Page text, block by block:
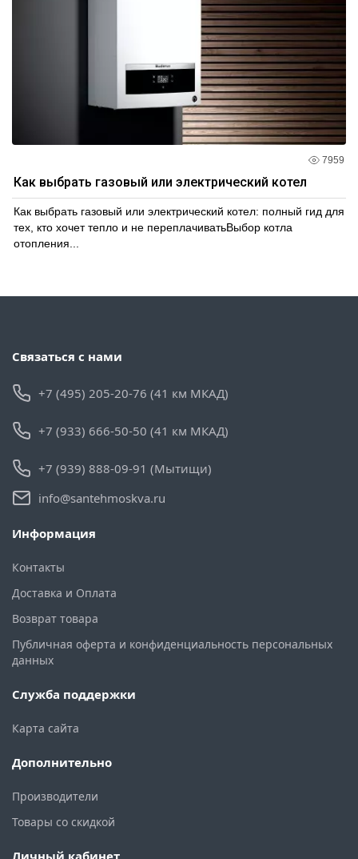
7959
Как выбрать газовый или электрический котел
Как выбрать газовый или электрический котел: полный гид для
тех, кто хочет тепло и не переплачиватьВыбор котла
отопления...
Связаться с нами
+7 (495) 205-20-76 (41 км МКАД)
+7 (933) 666-50-50 (41 км МКАД)
+7 (939) 888-09-91 (Мытищи)
info@santehmoskva.ru
Информация
Контакты
Доставка и Оплата
Возврат товара
Публичная оферта и конфиденциальность персональных
данных
Служба поддержки
Карта сайта
Дополнительно
Производители
Товары со скидкой